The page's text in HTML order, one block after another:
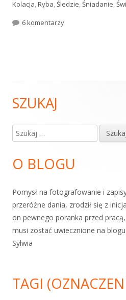
Kolacja,Ryba,Śledzie,Śniadanie,
6 komentarzydo Śledzie z
Główny
panel
SZUKAJ
Szukaj:
O BLOGU
Pomysł na fotografowanie i
przeróżne dania, zrodził się z
on pewnego poranka przed
musi zostać uwiecznione na blogu.
Sylwia
TAGI